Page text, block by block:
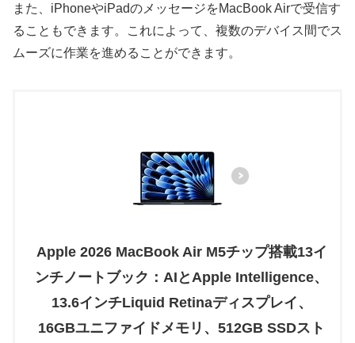
また、iPhoneやiPadのメッセージをMacBook Airで受信す
ることもできます。これによって、複数のデバイス間でス
ムーズに作業を進めることができます。
Apple 2026 MacBook Air M5チップ搭載13イ
ンチノートブック：AIとApple Intelligence、
13.6インチLiquid Retinaディスプレイ、
16GBユニファイドメモリ、512GB SSDスト